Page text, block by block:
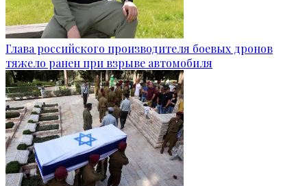
Глава российского производителя боевых дронов
тяжело ранен при взрыве автомобиля